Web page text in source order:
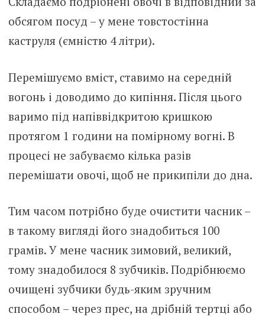
обсягом посуд – у мене товстостінна
каструля (ємністю 4 літри).
Перемішуємо вміст, ставимо на середній
вогонь і доводимо до кипіння. Після цього
варимо під напіввідкритою кришкою
протягом 1 години на помірному вогні. В
процесі не забуваємо кілька разів
перемішати овочі, щоб не прикипіли до дна.
Тим часом потрібно буде очистити часник –
в такому вигляді його знадобиться 100
грамів. У мене часник зимовий, великий,
тому знадобилося 8 зубчиків. Подрібнюємо
очищені зубчики будь-яким зручним
способом – через прес, на дрібній тертці або